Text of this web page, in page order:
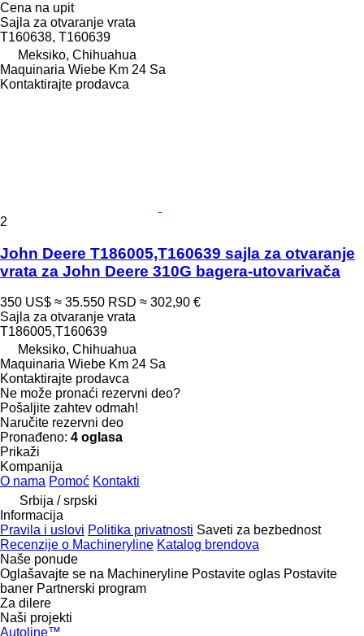
Cena na upit
Sajla za otvaranje vrata
T160638, T160639
Meksiko, Chihuahua
Maquinaria Wiebe Km 24 Sa
Kontaktirajte prodavca
2
John Deere T186005,T160639 sajla za otvaranje
vrata za John Deere 310G bagera-utovarivača
350 US$ ≈ 35.550 RSD ≈ 302,90 €
Sajla za otvaranje vrata
T186005,T160639
Meksiko, Chihuahua
Maquinaria Wiebe Km 24 Sa
Kontaktirajte prodavca
Ne može pronaći rezervni dеo?
Pošaljite zahtev odmah!
Naručite rezervni dеo
Pronađeno: 4 oglasa
Prikaži
Kompanija
O nama Pomoć Kontakti
Srbija / srpski
Informacija
Pravila i uslovi Politika privatnosti Saveti za bezbednost
Recenzije o Machineryline Katalog brendova
Naše ponude
Oglašavajte se na Machineryline Postavite oglas Postavite
baner Partnerski program
Za dilere
Naši projekti
Autoline™